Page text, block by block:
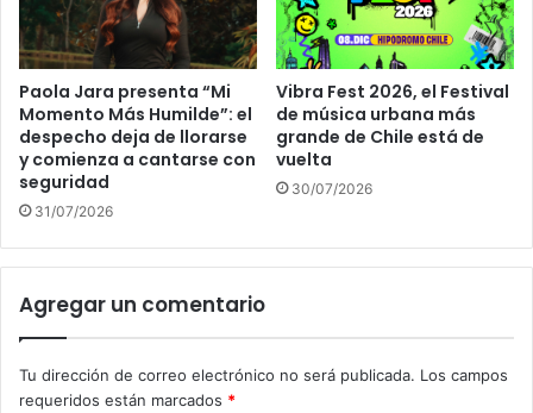
Paola Jara presenta “Mi
Momento Más Humilde”: el
despecho deja de llorarse
y comienza a cantarse con
seguridad
31/07/2026
Vibra Fest 2026, el Festival
de música urbana más
grande de Chile está de
vuelta
30/07/2026
Agregar un comentario
Tu dirección de correo electrónico no será publicada. Los campos
requeridos están marcados *